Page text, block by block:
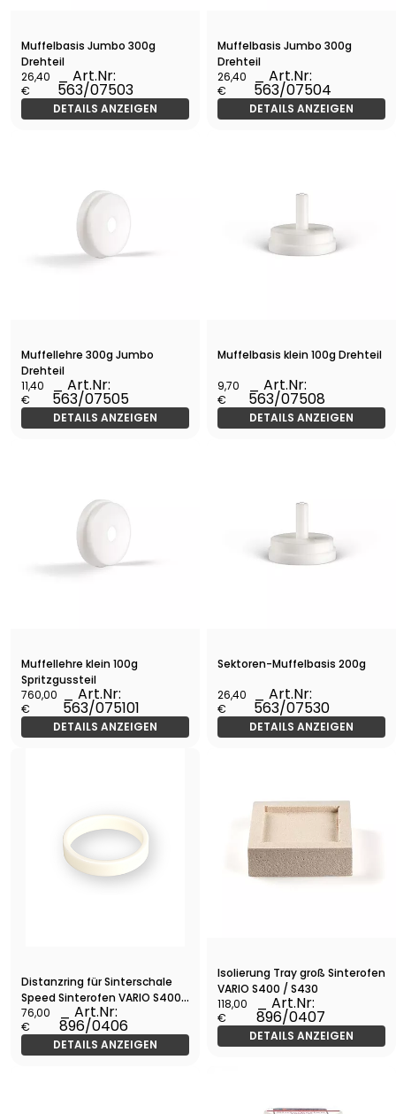
Muffelbasis Jumbo 300g
Drehteil
26,40
€
_ Art.Nr:
563/07503
DETAILS ANZEIGEN
Muffelbasis Jumbo 300g
Drehteil
26,40
€
_ Art.Nr:
563/07504
DETAILS ANZEIGEN
Muffellehre 300g Jumbo
Drehteil
11,40
€
_ Art.Nr:
563/07505
DETAILS ANZEIGEN
Muffelbasis klein 100g Drehteil
9,70
€
_ Art.Nr:
563/07508
DETAILS ANZEIGEN
Muffellehre klein 100g
Spritzgussteil
760,00
€
_ Art.Nr:
563/075101
DETAILS ANZEIGEN
Sektoren-Muffelbasis 200g
26,40
€
_ Art.Nr:
563/07530
DETAILS ANZEIGEN
Distanzring für Sinterschale
Speed Sinterofen VARIO S400 /
S430
76,00
€
_ Art.Nr:
896/0406
DETAILS ANZEIGEN
Isolierung Tray groß Sinterofen
VARIO S400 / S430
118,00
€
_ Art.Nr:
896/0407
DETAILS ANZEIGEN